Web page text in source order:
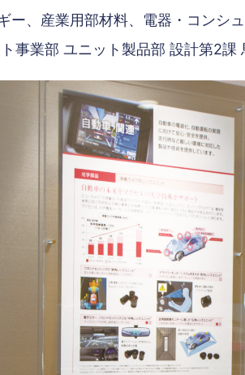
ー、産業用部材料、電器・コン
事業部 ユニット製品部 設計第2課